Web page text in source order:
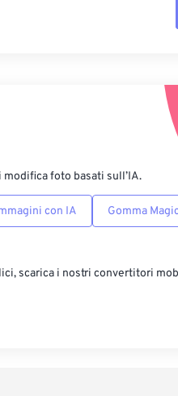
foto basati sull’IA.
con IA Gomma
scarica i nostri convertitori